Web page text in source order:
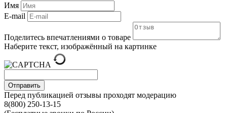
Имя
E-mail
Поделитесь впечатлениями о товаре
Наберите текст, изображённый на картинке
Отправить
Перед публикацией отзывы проходят модерацию
8(800) 250-13-15